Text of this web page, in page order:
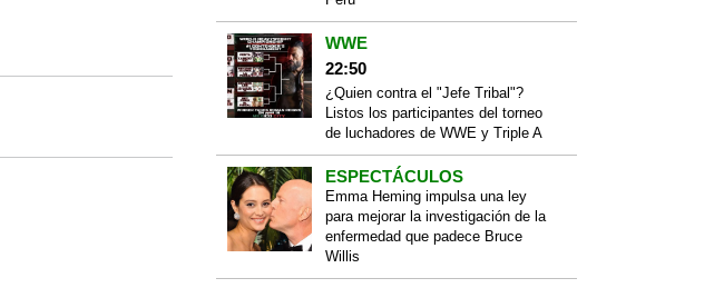
WWE
22:50
¿Quien contra el "Jefe Tribal"?
Listos los participantes del torneo
de luchadores de WWE y Triple A
ESPECTÁCULOS
Emma Heming impulsa una ley
para mejorar la investigación de la
enfermedad que padece Bruce
Willis